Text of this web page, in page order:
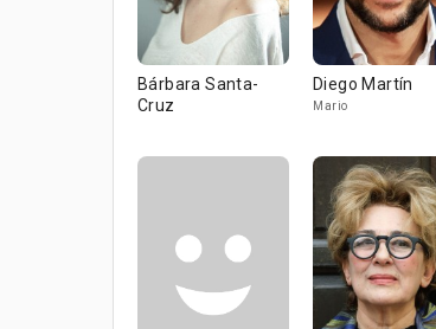
Bárbara Santa-
Cruz
Diego Martín
Mario